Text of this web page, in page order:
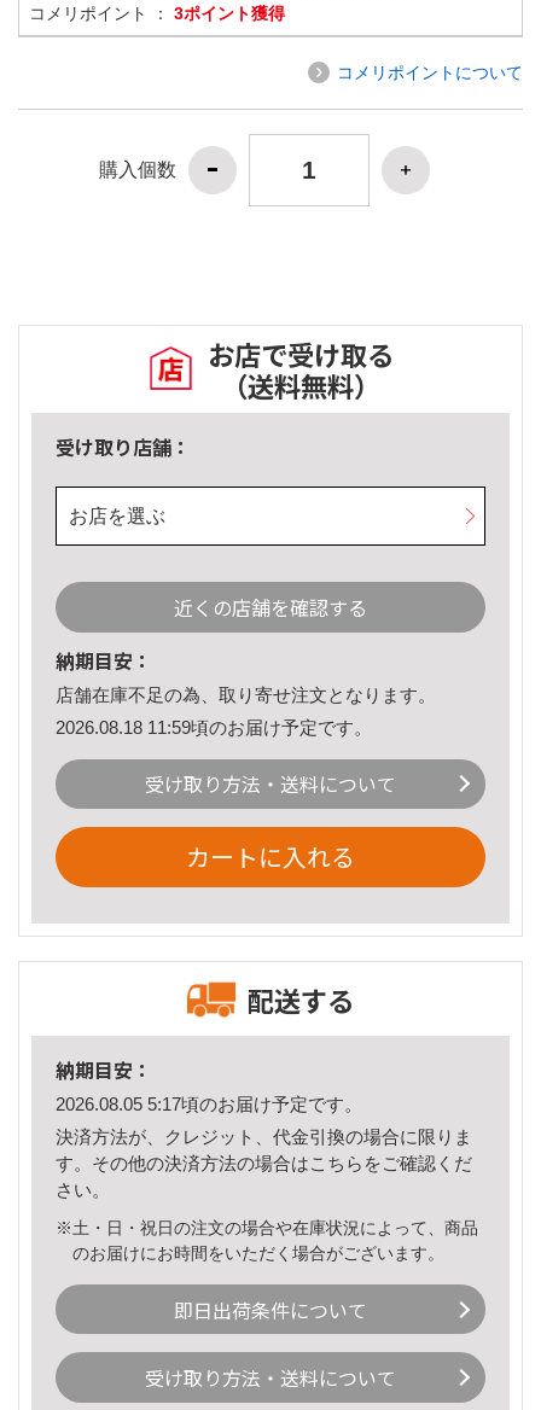
コメリポイント ： 3ポイント獲得
コメリポイントについて
購入個数
お店で受け取る
（送料無料）
受け取り店舗：
お店を選ぶ
近くの店舗を確認する
納期目安：
店舗在庫不足の為、取り寄せ注文となります。
2026.08.18 11:59頃のお届け予定です。
受け取り方法・送料について
カートに入れる
配送する
納期目安：
2026.08.05 5:17頃のお届け予定です。
決済方法が、クレジット、代金引換の場合に限りま
す。その他の決済方法の場合はこちら をご確認くだ
さい。
※土・日・祝日の注文の場合や在庫状況によって、商品
のお届けにお時間をいただく場合がございます。
即日出荷条件について
受け取り方法・送料について